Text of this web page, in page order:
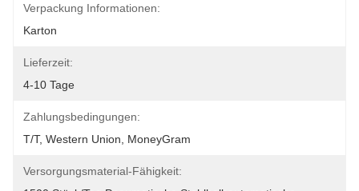
Verpackung Informationen:
Karton
Lieferzeit:
4-10 Tage
Zahlungsbedingungen:
T/T, Western Union, MoneyGram
Versorgungsmaterial-Fähigkeit: